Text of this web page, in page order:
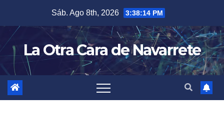
content
Sáb. Ago 8th, 2026 3:38:15 PM
La Otra Cara de Navarrete